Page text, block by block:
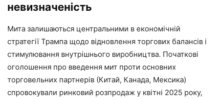
невизначеність
Мита залишаються центральними в економічній
стратегії Трампа щодо відновлення торгових балансів і
стимулювання внутрішнього виробництва. Початкові
оголошення про введення мит проти основних
торговельних партнерів (Китай, Канада, Мексика)
спровокували ринковий розпродаж у квітні 2025 року,